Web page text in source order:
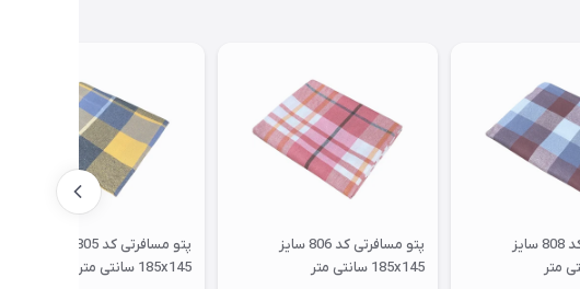
پتو مسافرتی کد 808 سایز
پتو مسافرتی کد 806 سایز
185x145 سانتی متر
185x145 سانتی متر